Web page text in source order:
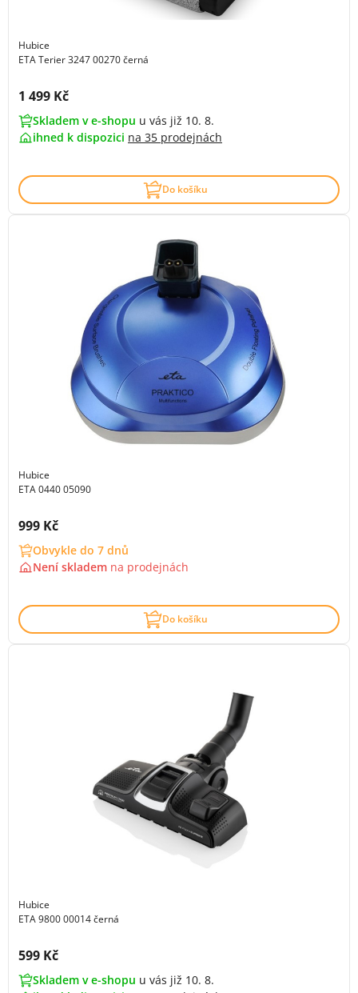
Hubice
ETA Terier 3247 00270 černá
Cena s DPH:
1 499 Kč
Skladem v e-shopu u vás již 10. 8.
ihned k dispozici na 35 prodejnách
Do košíku
Hubice
ETA 0440 05090
Cena s DPH:
999 Kč
Obvykle do 7 dnů
Není skladem na prodejnách
Do košíku
Hubice
ETA 9800 00014 černá
Cena s DPH:
599 Kč
Skladem v e-shopu u vás již 10. 8.